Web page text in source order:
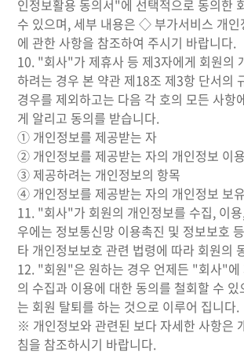
인정보활용 동의서"에 선택적으로 동의한
수 있으며, 세부 내용은 ◇ 부가서비스 개인
에 관한 사항을 참조하여 주시기 바랍니다.
10. "회사"가 제휴사 등 제3자에게 회원의
하려는 경우 본 약관 제18조 제3항 단서의
경우를 제외하고는 다음 각 호의 모든 사항
게 알리고 동의를 받습니다.
① 개인정보를 제공받는 자
② 개인정보를 제공받는 자의 개인정보 이
③ 제공하려는 개인정보의 항목
④ 개인정보를 제공받는 자의 개인정보 보
11. "회사"가 회원의 개인정보를 수집, 이
우에는 정보통신망 이용촉진 및 정보보호
타 개인정보보호 관련 법령에 따라 회원의
12. "회원"은 원하는 경우 언제든 "회사"에
의 수집과 이용에 대한 동의를 철회할 수 있
는 회원 탈퇴를 하는 것으로 이루어 집니다.
※ 개인정보와 관련된 보다 자세한 사항은
침을 참조하시기 바랍니다.